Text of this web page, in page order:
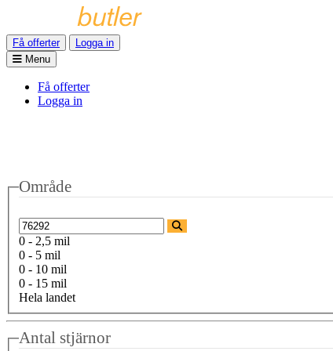
Få offerter
Logga in
Menu
Få offerter
Logga in
Område
0 - 2,5 mil
0 - 5 mil
0 - 10 mil
0 - 15 mil
Hela landet
Antal stjärnor